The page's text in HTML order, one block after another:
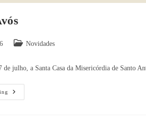
Novidades
de julho, a Santa Casa da Misericórdia de Santo